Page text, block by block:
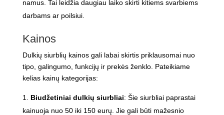
namus. Tai leidžia daugiau laiko skirti kitiems svarbiems
darbams ar poilsiui.
Kainos
Dulkių siurblių kainos gali labai skirtis priklausomai nuo
tipo, galingumo, funkcijų ir prekės ženklo. Pateikiame
kelias kainų kategorijas:
Biudžetiniai dulkių siurbliai: Šie siurbliai paprastai
kainuoja nuo 50 iki 150 eurų. Jie gali būti mažesnio